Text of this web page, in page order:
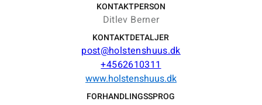
KONTAKTPERSON
Ditlev Berner
KONTAKTDETALJER
post@holstenshuus.dk
+4562610311
www.holstenshuus.dk
FORHANDLINGSSPROG